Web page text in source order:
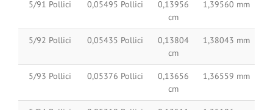
5/91 Pollici 0,05495 Pollici
0,13956
cm
1,39560 mm
5/92 Pollici 0,05435 Pollici
0,13804
cm
1,38043 mm
5/93 Pollici 0,05376 Pollici
0,13656
cm
1,36559 mm